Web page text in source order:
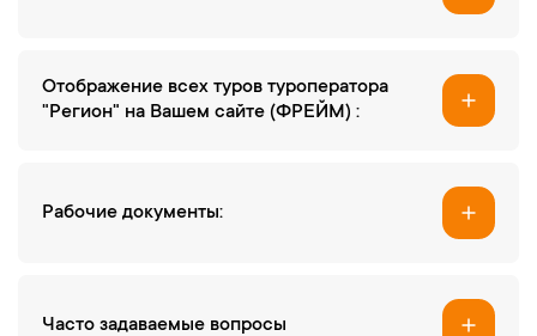
Отображение всех туров туроператора
"Регион" на Вашем сайте (ФРЕЙМ) :
Рабочие документы:
Часто задаваемые вопросы